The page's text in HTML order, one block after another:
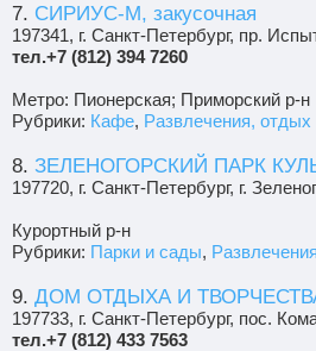
7. СИРИУС-М, закусочная
197341, г. Санкт-Петербург, пр.
тел.+7 (812) 394 7260
Метро: Пионерская; Приморский р-н
Рубрики: Кафе, Развлечения, отдых
8. ЗЕЛЕНОГОРСКИЙ ПАРК
197720, г. Санкт-Петербург, г.
Курортный р-н
Рубрики: Парки и сады,
9. ДОМ ОТДЫХА И
197733, г. Санкт-Петербург, пос.
тел.+7 (812) 433 7563